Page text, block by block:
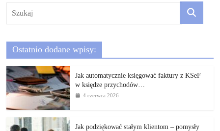
Ostatnio dodane wpisy:
Jak automatycznie księgować faktury z KSeF
w księdze przychodów…
4 czerwca 2026
Jak podziękować stałym klientom – pomysły